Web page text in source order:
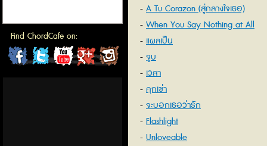
Find ChordCafe on:
ChordCafeChordCafeChordCafeChordCafeChordCafe
A Tu Corazon (สู่กลางใจเธอ)
When You Say Nothing at All
แผลเป็น
จูบ
เวลา
คุกเข่า
จะบอกเธอว่ารัก
Flashlight
Unloveable